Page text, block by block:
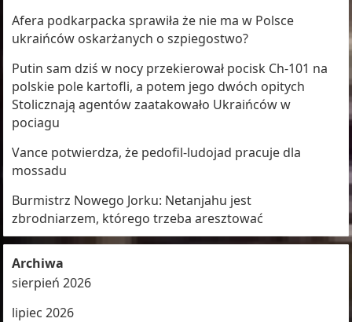
Afera podkarpacka sprawiła że nie ma w Polsce
ukraińców oskarżanych o szpiegostwo?
Putin sam dziś w nocy przekierował pocisk Ch-101 na
polskie pole kartofli, a potem jego dwóch opitych
Stolicznają agentów zaatakowało Ukraińców w
pociagu
Vance potwierdza, że pedofil-ludojad pracuje dla
mossadu
Burmistrz Nowego Jorku: Netanjahu jest
zbrodniarzem, którego trzeba aresztować
Archiwa
sierpień 2026
lipiec 2026